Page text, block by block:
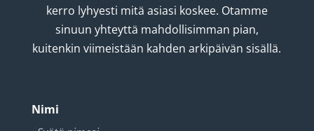
kerro lyhyesti mitä asiasi koskee. Otamme
sinuun yhteyttä mahdollisimman pian,
kuitenkin viimeistään kahden arkipäivän sisällä.
Nimi